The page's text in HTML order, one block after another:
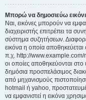
Μπορώ να δημοσιεύω
Ναι, εικόνες μπορούν να
διαχειριστής επιτρέπει τα
σύστημα συζητήσεων.
εικόνα η οποία
π.χ. http://www.example.com/
οι οποίες αποθηκεύονται στο
δημόσια προσπελάσιμος
από μηχανισμούς
hotmail ή yahoo,
να εμφανιστεί η εικόνα